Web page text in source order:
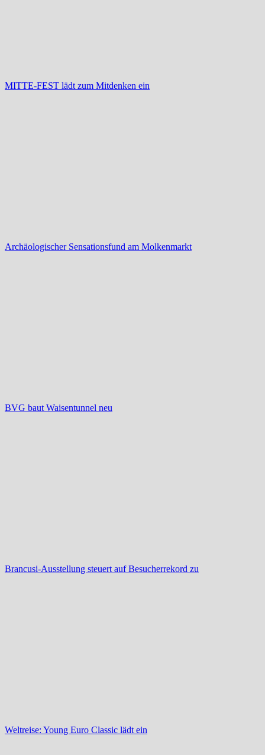
MITTE-FEST lädt zum Mitdenken ein
Archäologischer Sensationsfund am Molkenmarkt
BVG baut Waisentunnel neu
Brancusi-Ausstellung steuert auf Besucherrekord zu
Weltreise: Young Euro Classic lädt ein